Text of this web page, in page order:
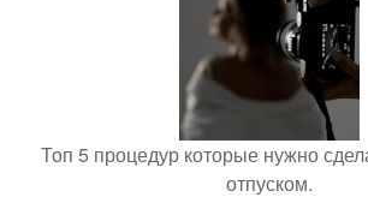
Топ 5 процедур которые нужно
отпуском.